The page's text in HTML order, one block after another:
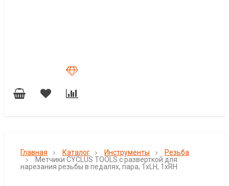
Главная Каталог Инструменты
Резьба
Метчики CYCLUS TOOLS с разверткой для
нарезания резьбы в педалях, пара, 1xLH, 1xRH